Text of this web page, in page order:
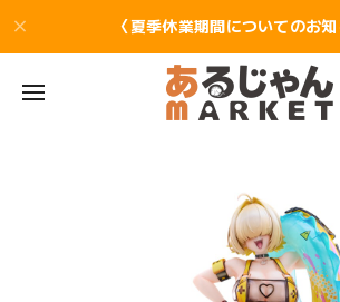
〈夏季休業期間についてのお知